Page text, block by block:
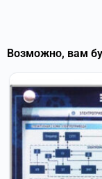
Возможно, вам